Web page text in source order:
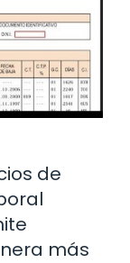
de
más